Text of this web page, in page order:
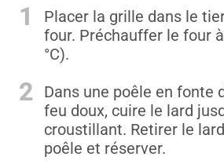
1
Placer la grille dans le
four. Préchauffer le four
°C).
2
Dans une poêle en fonte
feu doux, cuire le lard
croustillant. Retirer le
poêle et réserver.